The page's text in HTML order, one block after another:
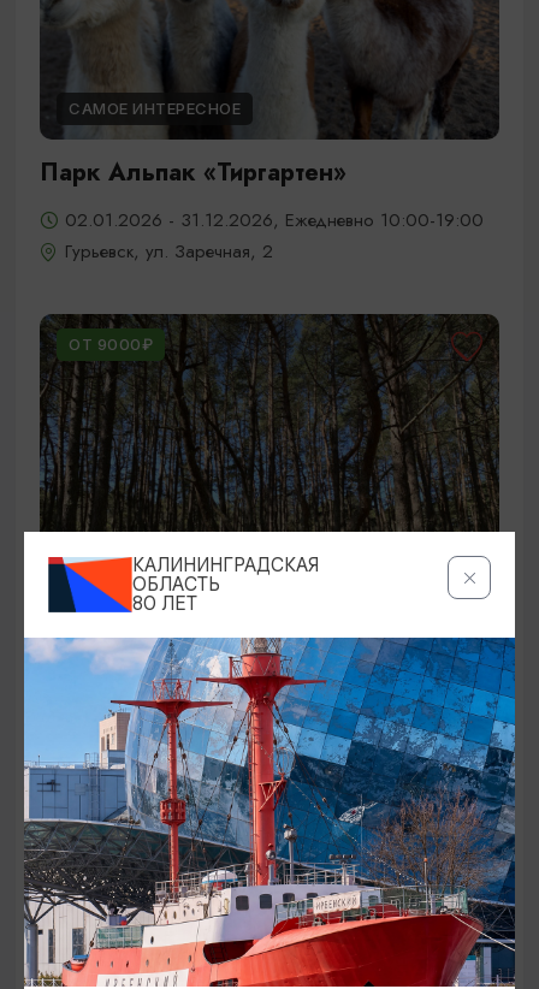
САМОЕ ИНТЕРЕСНОЕ
Парк Альпак «Тиргартен»
02.01.2026 - 31.12.2026, Ежедневно 10:00-19:00
Гурьевск, ул. Заречная, 2
ОТ 9000₽
ЭКСКУРСИИ УЧРЕЖДЕНИЙ КУЛЬТУРЫ
Аудиоспектакль «Истории Куршской
косы»
01.02.2026 - 31.12.2026, 13:00
Куршская коса
ОТ 2500₽
КАЛИНИНГРАДСКАЯ
ОБЛАСТЬ
80 ЛЕТ